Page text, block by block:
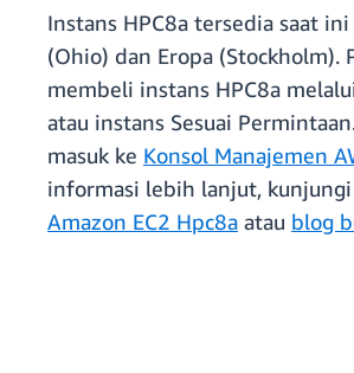
Instans HPC8a tersedia saat
(Ohio) dan Eropa (Stockholm).
membeli instans HPC8a
atau instans Sesuai
masuk ke Konsol Manajemen
informasi lebih lanjut, kunjungi
Amazon EC2 Hpc8a atau blog